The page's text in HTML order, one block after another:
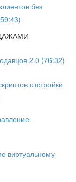
без
2.0 (76:32)
отстройки
виртуальному